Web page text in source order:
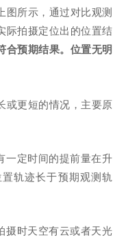
图所示，通过对比观测
际拍摄定位出的位置结
合预期结果。位置无明
或更短的情况，主要原
一定时间的提前量在升
轨迹长于预期观测轨
摄时天空有云或者天光